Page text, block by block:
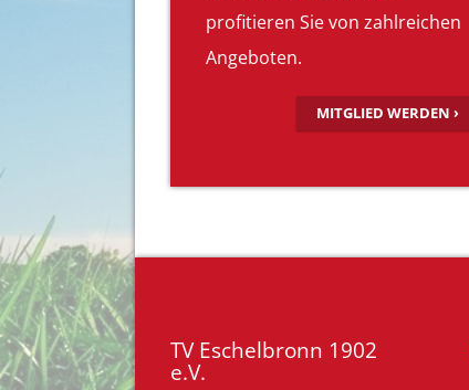
profitieren Sie von zahlreichen
Angeboten.
MITGLIED WERDEN ›
TV Eschelbronn 1902
e.V.